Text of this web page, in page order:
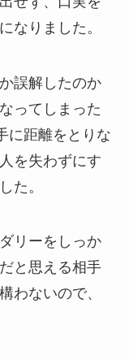
なりました。
誤解したのか
ってしまった
に距離をとりな
を失わずにす
た。
リーをしっか
と思える相手
わないので、